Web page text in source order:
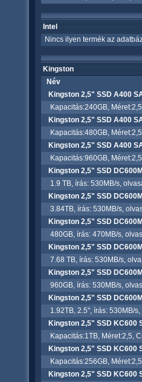
Intel
Nincs ilyen termék az
Kingston
Név
Kingston 2,5" SSD A400
Kapacitás:240GB,
Kingston 2,5" SSD A400
Kapacitás:480GB,
Kingston 2,5" SSD A400
Kapacitás:960GB,
Kingston 2,5" SSD
1.9 TB, írás: 530MB/s,
Kingston 2,5" SSD
3.84TB, írás: 530MB/s,
Kingston 2,5" SSD
480GB, írás: 470MB/s,
Kingston 2,5" SSD
7.68 TB, írás: 530MB/s,
Kingston 2,5" SSD
960GB, írás: 530MB/s,
Kingston 2,5" SSD
1.92TB, 2.5", írás: 530MB/s,
Kingston 2,5" SSD KC600
Kapacitás:1TB, Méret:2,5,
Kingston 2,5" SSD KC600
Kapacitás:256GB,
Kingston 2,5" SSD KC600